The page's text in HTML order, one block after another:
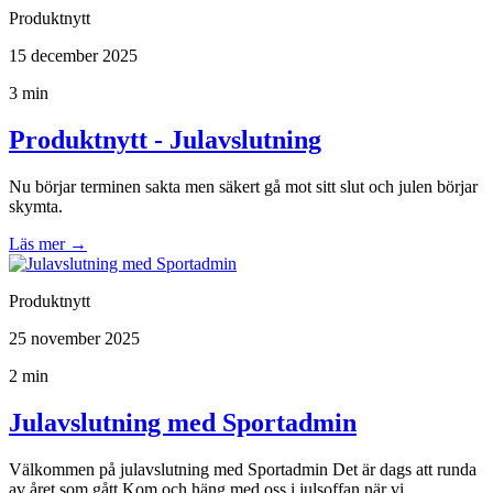
Produktnytt
15 december 2025
3 min
Produktnytt - Julavslutning
Nu börjar terminen sakta men säkert gå mot sitt slut och julen börjar
skymta.
Läs mer →
Produktnytt
25 november 2025
2 min
Julavslutning med Sportadmin
Välkommen på julavslutning med Sportadmin Det är dags att runda
av året som gått Kom och häng med oss i julsoffan när vi